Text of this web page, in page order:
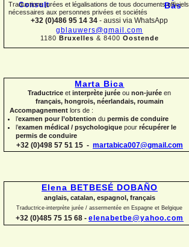
Traductions jurées et légalisations de tous documents officiels
nécessaires aux personnes privées et sociétés
+32 (0)486 95 14 34 - aussi via WhatsApp
gblauwers@gmail.com
1180 Bruxelles & 8400 Oostende
Marta Bica
Traductriceet interprète jurée ounon-juréeen
français, hongrois, néerlandais, roumain
Accompagnement lors de :
l’examen pour l’obtention du permis de conduire
l’examen médical / psychologique pour récupérer le
permis de conduire
+32 (0)498 57 51 15 - martabica007@gmail.com
Elena BETBESÉ DOBAÑO
anglais, catalan, espagnol, français
Traductrice-interprète jurée / assermentée en Espagne et Belgique
+32 (0)485 75 15 68 - elenabetbe@yahoo.com